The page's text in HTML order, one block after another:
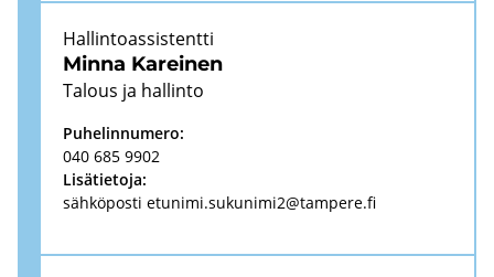
Minna Ka­rei­nen
Hal­lin­toas­sis­tent­ti
Ta­lous ja hal­lin­to
Pu­he­lin­nu­me­ro:
040 685 9902
Li­sä­tie­to­ja:
säh­kö­pos­ti etu­ni­mi.su­ku­ni­mi2@tam­pe­re.fi